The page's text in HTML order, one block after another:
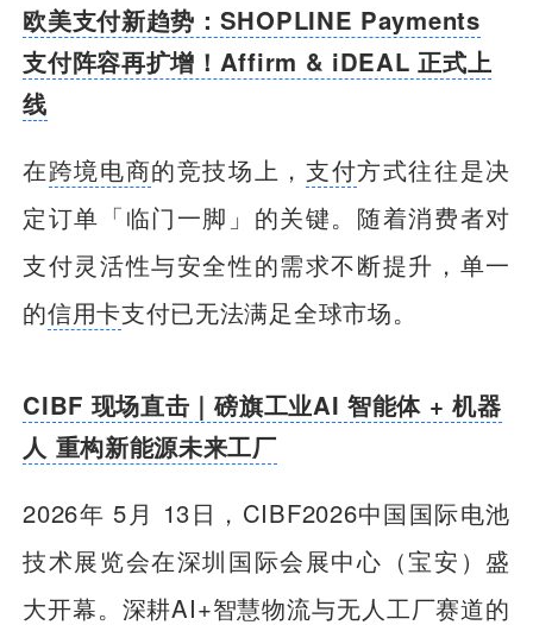
欧美支付新趋势：SHOPLINE Payments
支付阵容再扩增！Affirm & iDEAL 正式上
线
在跨境电商的竞技场上， 支付方式往往是决
定订单「临门一脚」的关键。随着消费者对
支付灵活性与安全性的需求不断提升，单一
的信用卡支付已无法满足全球市场。
CIBF 现场直击｜磅旗工业AI 智能体 + 机器
人 重构新能源未来工厂
2026年 5月 13日，CIBF2026中国国际电池
技术展览会在深圳国际会展中心（宝安）盛
大开幕。深耕AI+智慧物流与无人工厂赛道的